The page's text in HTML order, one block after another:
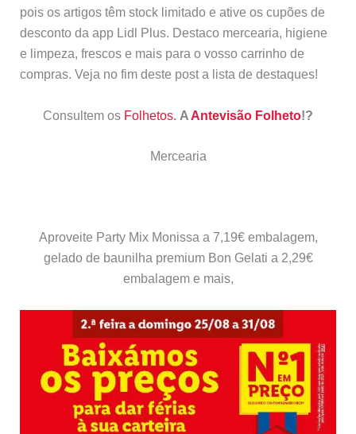
pois os artigos têm stock limitado e ative os cupões de
desconto da app Lidl Plus. Destaco mercearia, higiene
e limpeza, frescos e mais para o vosso carrinho de
compras. Veja no fim deste post a lista de destaques!
Consultem os Folhetos. A Antevisão Folheto!?
Mercearia
Aproveite Party Mix Monissa a 7,19€ embalagem,
gelado de baunilha premium Bon Gelati a 2,29€
embalagem e mais,